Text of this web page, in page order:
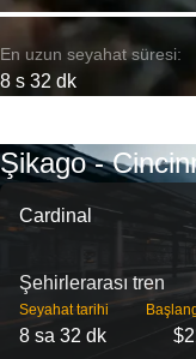
En uzun seyahat süresi:
8 s 32 dk
Şikago -
Cardinal
Şehirlerarası tren
Seyahat tarihi
8 sa 32 dk